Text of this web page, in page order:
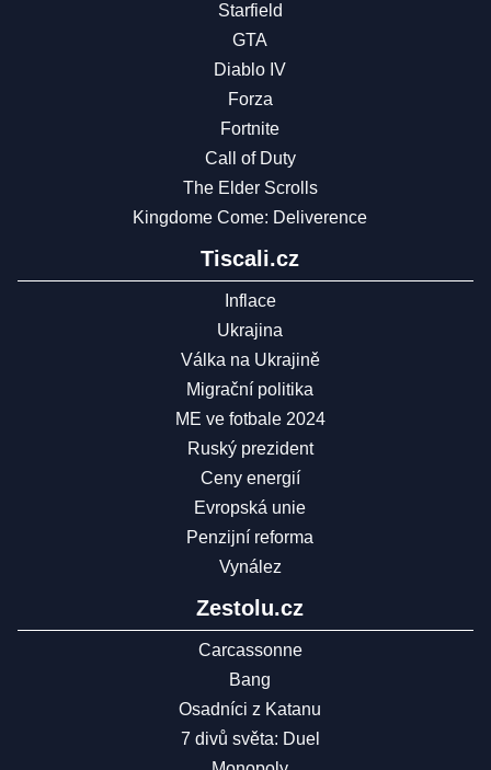
Starfield
GTA
Diablo IV
Forza
Fortnite
Call of Duty
The Elder Scrolls
Kingdome Come: Deliverence
Tiscali.cz
Inflace
Ukrajina
Válka na Ukrajině
Migrační politika
ME ve fotbale 2024
Ruský prezident
Ceny energií
Evropská unie
Penzijní reforma
Vynález
Zestolu.cz
Carcassonne
Bang
Osadníci z Katanu
7 divů světa: Duel